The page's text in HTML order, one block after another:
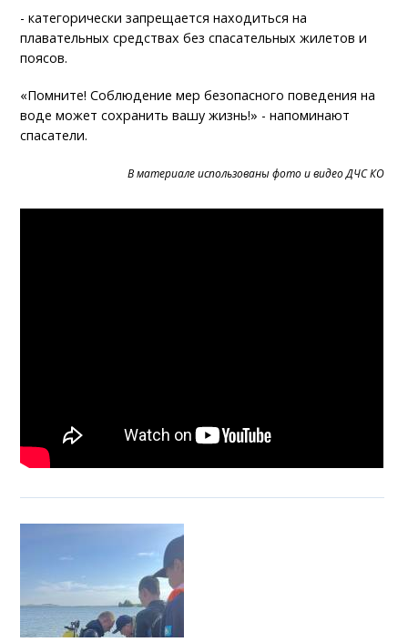
- категорически запрещается находиться на
плавательных средствах без спасательных жилетов и
поясов.
«Помните! Соблюдение мер безопасного поведения на
воде может сохранить вашу жизнь!» - напоминают
спасатели.
В материале использованы фото и видео ДЧС КО